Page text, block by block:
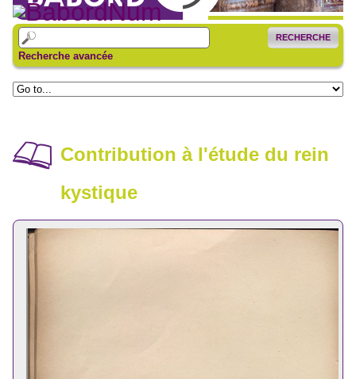
RECHERCHE
Recherche avancée
Contribution à l'étude du rein
kystique